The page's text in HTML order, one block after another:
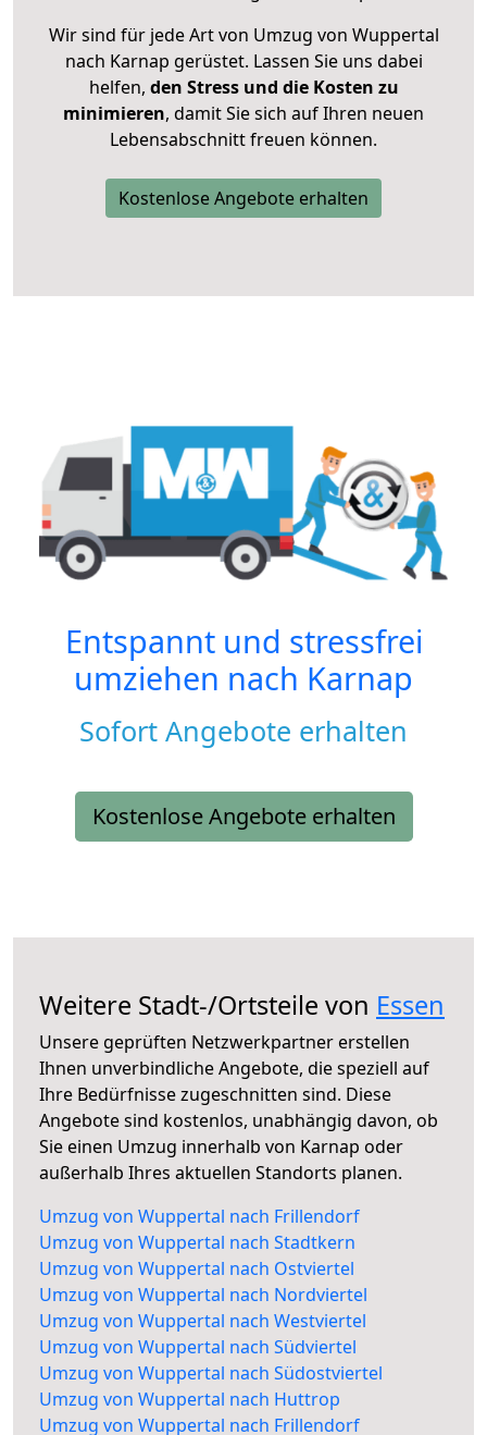
Wir sind für jede Art von Umzug von Wuppertal
nach Karnap gerüstet. Lassen Sie uns dabei
helfen, den Stress und die Kosten zu
minimieren, damit Sie sich auf Ihren neuen
Lebensabschnitt freuen können.
Kostenlose Angebote erhalten
Entspannt und stressfrei
umziehen nach Karnap
Sofort Angebote erhalten
Kostenlose Angebote erhalten
Weitere Stadt-/Ortsteile von Essen
Unsere geprüften Netzwerkpartner erstellen
Ihnen unverbindliche Angebote, die speziell auf
Ihre Bedürfnisse zugeschnitten sind. Diese
Angebote sind kostenlos, unabhängig davon, ob
Sie einen Umzug innerhalb von Karnap oder
außerhalb Ihres aktuellen Standorts planen.
Umzug von Wuppertal nach Frillendorf
Umzug von Wuppertal nach Stadtkern
Umzug von Wuppertal nach Ostviertel
Umzug von Wuppertal nach Nordviertel
Umzug von Wuppertal nach Westviertel
Umzug von Wuppertal nach Südviertel
Umzug von Wuppertal nach Südostviertel
Umzug von Wuppertal nach Huttrop
Umzug von Wuppertal nach Frillendorf